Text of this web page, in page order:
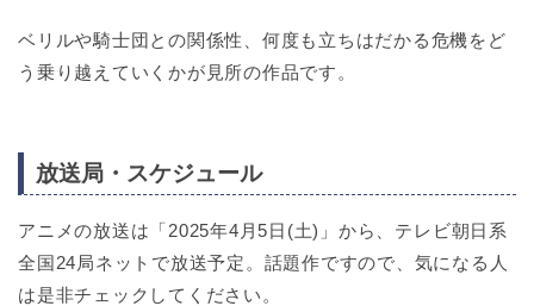
ベリルや騎士団との関係性、何度も立ちはだかる危機をど
う乗り越えていくかが見所の作品です。
放送局・スケジュール
アニメの放送は「2025年4月5日(土)」から、テレビ朝日系
全国24局ネットで放送予定。話題作ですので、気になる人
は是非チェックしてください。